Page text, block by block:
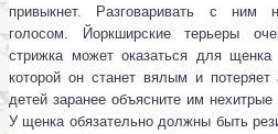
привыкнет. Разговаривать с ним
голосом. Йоркширские терьеры
стрижка может оказаться для щенка
которой он станет вялым и
детей заранее объясните им
У щенка обязательно должны быть